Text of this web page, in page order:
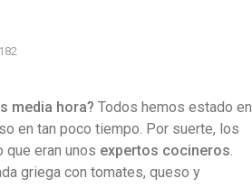
182
media hora? Todos hemos estado en
en tan poco tiempo. Por suerte, los
que eran unos expertos cocineros
griega con tomates, queso y